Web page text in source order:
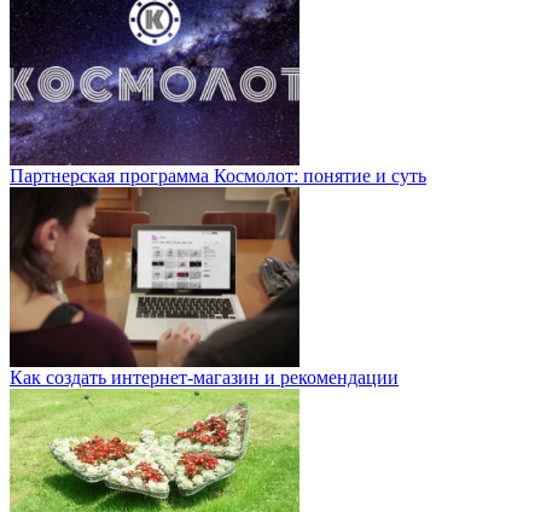
Партнерская программа Космолот: понятие и суть
Как создать интернет-магазин и рекомендации